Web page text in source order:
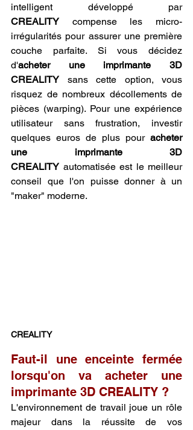
intelligent développé par
CREALITY compense les micro-
irrégularités pour assurer une première
couche parfaite. Si vous décidez
d'acheter une imprimante 3D
CREALITY sans cette option, vous
risquez de nombreux décollements de
pièces (warping). Pour une expérience
utilisateur sans frustration, investir
quelques euros de plus pour acheter
une imprimante 3D
CREALITY automatisée est le meilleur
conseil que l'on puisse donner à un
"maker" moderne.
CREALITY
Faut-il une enceinte fermée
lorsqu'on va acheter une
imprimante 3D CREALITY ?
L'environnement de travail joue un rôle
majeur dans la réussite de vos